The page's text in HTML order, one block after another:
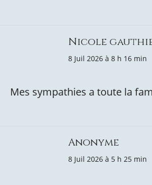
Nicole
8 Juil 2026 à 8 h 16 min
Mes sympathies a toute la
Anonyme
8 Juil 2026 à 5 h 25 min